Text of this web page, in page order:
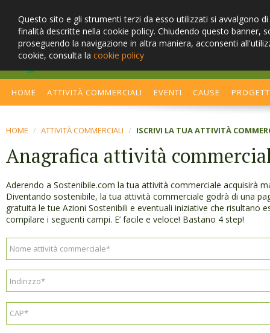
Questo sito e gli strumenti terzi da esso utilizzati si avvalgono
finalità descritte nella cookie policy. Chiudendo questo banner,
proseguendo la navigazione in altra maniera, acconsenti
cookie, consulta la cookie policy
HOME ATTIVITÀ COMMERCIALI EVENTI CAUSE
HOME / ATTIVITÀ COMMERCIALI / ISCRIVI LA TUA ATTIVITÀ
Anagrafica attività
Aderendo a Sostenibile.com la tua attività commerciale acquisirà
Diventando sostenibile, la tua attività commerciale godrà di una
gratuita le tue Azioni Sostenibili e eventuali iniziative che risultano
compilare i seguenti campi. E’ facile e veloce! Bastano 4 step!